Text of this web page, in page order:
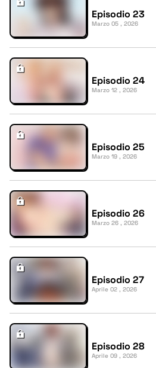
Episodio 23
Marzo 05 , 2026
Episodio 24
Marzo 12 , 2026
Episodio 25
Marzo 19 , 2026
Episodio 26
Marzo 26 , 2026
Episodio 27
Aprile 02 , 2026
Episodio 28
Aprile 09 , 2026